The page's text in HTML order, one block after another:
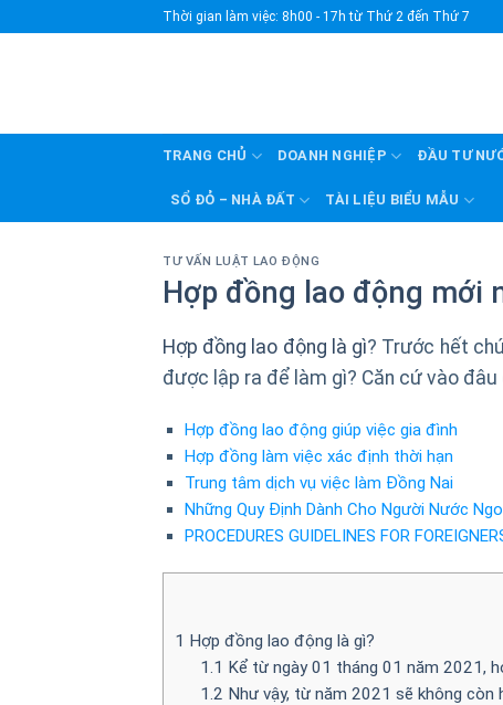
to
Thời gian làm việc: 8h00 - 17h từ Thứ 2 đến Thứ 7
TRANG CHỦ DOANH NGHIỆP ĐẦU TƯ
SỔ ĐỎ – NHÀ ĐẤT TÀI LIỆU BIỂU MẪU
TƯ VẤN LUẬT LAO ĐỘNG
Hợp đồng lao động mới
Hợp đồng lao động là gì? Trước hết
được lập ra để làm gì? Căn cứ vào
Hợp đồng lao động giúp việc gia đình
Hợp đồng làm việc xác định thời hạn
Trung tâm dịch vụ việc làm Đồng Nai
Những Quy Định Dành Cho Người Nước
PROCEDURES GUIDELINES FOR
1 Hợp đồng lao động là gì?
1.1 Kể từ ngày 01 tháng 01 năm 2021,
1.2 Như vậy, từ năm 2021 sẽ không